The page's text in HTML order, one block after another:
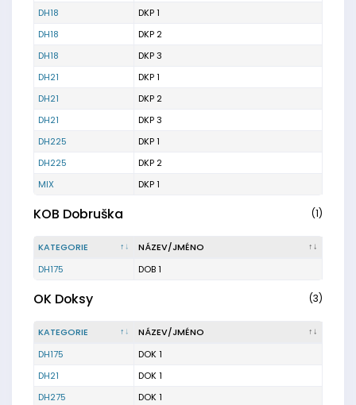
DH18
DKP 1
DH18
DKP 2
DH18
DKP 3
DH21
DKP 1
DH21
DKP 2
DH21
DKP 3
DH225
DKP 1
DH225
DKP 2
MIX
DKP 1
KOB Dobruška (1)
KATEGORIE
NÁZEV/JMÉNO
DH175
DOB 1
OK Doksy (3)
KATEGORIE
NÁZEV/JMÉNO
DH175
DOK 1
DH21
DOK 1
DH275
DOK 1